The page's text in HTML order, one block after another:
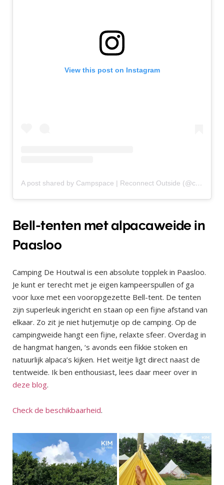
View this post on Instagram
A post shared by Campspace | Reconnect Outside (@campspacecom)
Bell-tenten met alpacaweide in
Paasloo
Camping De Houtwal is een absolute topplek in Paasloo.
Je kunt er terecht met je eigen kampeerspullen of ga
voor luxe met een vooropgezette Bell-tent. De tenten
zijn superleuk ingericht en staan op een fijne afstand van
elkaar. Zo zit je niet hutjemutje op de camping. Op de
campingweide hangt een fijne, relaxte sfeer. Overdag in
de hangmat hangen, ‘s avonds een fikkie stoken en
natuurlijk alpaca’s kijken. Het weitje ligt direct naast de
tentweide. Ik ben enthousiast, lees daar meer over in
deze blog.
Check de beschikbaarheid.